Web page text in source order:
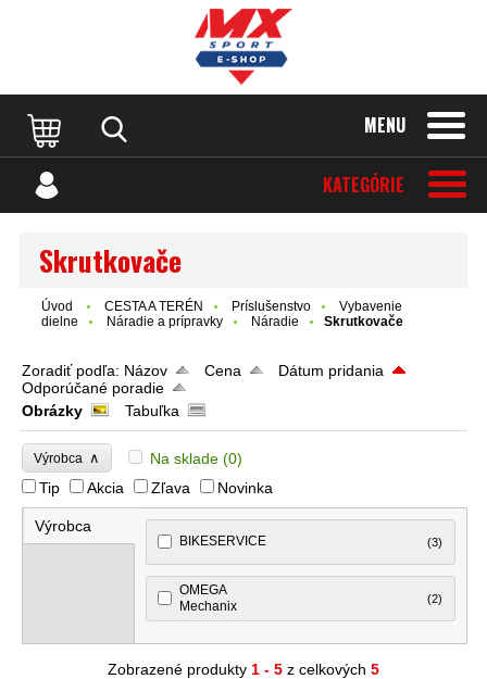
MENU
KATEGÓRIE
Skrutkovače
Úvod CESTA A TERÉN Príslušenstvo
Vybavenie
dielne
Náradie a prípravky Náradie Skrutkovače
Zoradiť podľa: Názov Cena
Dátum pridania
Odporúčané poradie
Obrázky
Tabuľka
Výrobca ∧ Na sklade (0)
Tip
Akcia Zľava Novinka
Výrobca
BIKESERVICE (3)
OMEGA
Mechanix
(2)
Zobrazené produkty 1 - 5 z celkových 5